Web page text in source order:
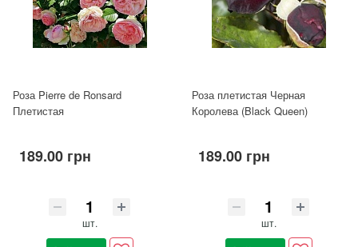
Роза Pierre de Ronsard
Плетистая
189.00 грн
шт.
Роза плетистая Черная
Королева (Black Queen)
189.00 грн
шт.